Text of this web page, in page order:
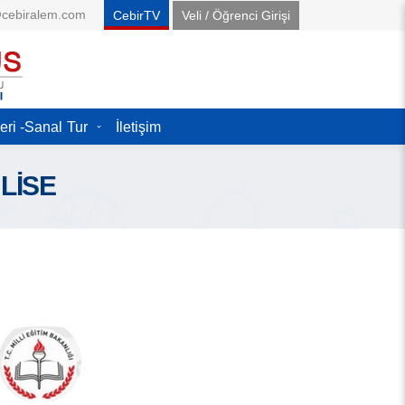
CebirTV Veli / Öğrenci Girişi
-Sanal Tur İletişim